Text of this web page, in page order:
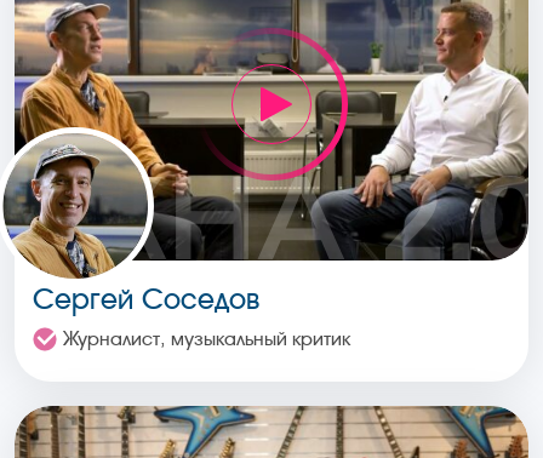
Сергей Соседов
Журналист, музыкальный критик